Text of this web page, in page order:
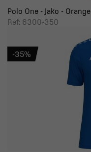
Polo One - Jako - Orange
Ref: 6300-350
-35%